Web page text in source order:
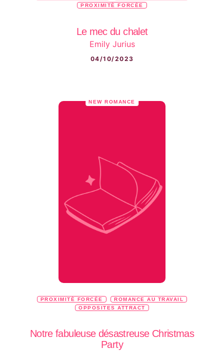
PROXIMITÉ FORCÉE
Le mec du chalet
Emily Jurius
04/10/2023
NEW ROMANCE
PROXIMITÉ FORCÉE
ROMANCE AU TRAVAIL
OPPOSITES ATTRACT
Notre fabuleuse désastreuse Christmas
Party